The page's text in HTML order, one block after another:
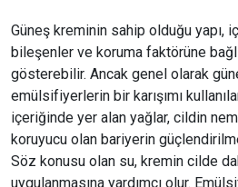
Güneş kreminin sahip olduğu yapı,
bileşenler ve koruma faktörüne
gösterebilir. Ancak genel olarak
emülsifiyerlerin bir karışımı
içeriğinde yer alan yağlar, cildin
koruyucu olan bariyerin
Söz konusu olan su, kremin cilde
uygulanmasına yardımcı olur.